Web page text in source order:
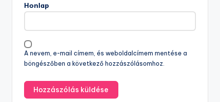
Honlap
A nevem, e-mail címem, és weboldalcímem mentése a
böngészőben a következő hozzászólásomhoz.